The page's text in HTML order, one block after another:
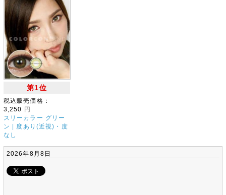
第1位
税込販売価格：
3,250
円
スリーカラー グリー
ン | 度あり(近視)・度
なし
2026年8月8日